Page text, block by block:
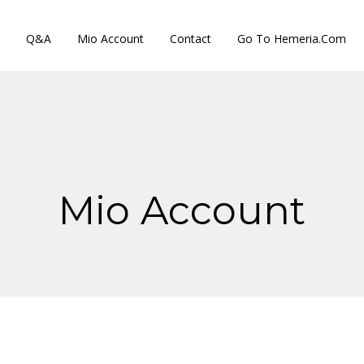
Q&A Mio Account Contact Go To Hemeria.com
Mio Account